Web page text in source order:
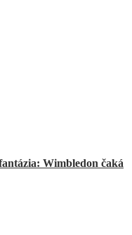
Wimbledon čaká